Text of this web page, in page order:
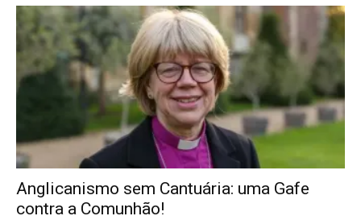
Anglicanismo sem Cantuária: uma Gafe
contra a Comunhão!